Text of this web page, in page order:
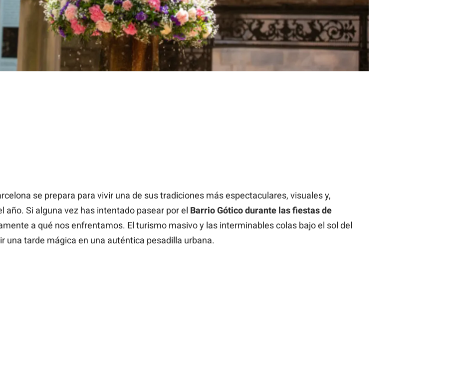
se prepara para vivir una de sus tradiciones más espectaculares, visuales y,
año. Si alguna vez has intentado pasear por el Barrio Gótico durante las fiestas de
a qué nos enfrentamos. El turismo masivo y las interminables colas bajo el sol del
una tarde mágica en una auténtica pesadilla urbana.